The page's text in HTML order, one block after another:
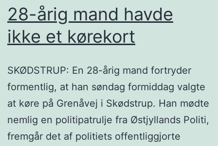
28-årig mand havde
ikke et kørekort
SKØDSTRUP: En 28-årig mand fortryder
formentlig, at han søndag formiddag valgte
at køre på Grenåvej i Skødstrup. Han mødte
nemlig en politipatrulje fra Østjyllands Politi,
fremgår det af politiets offentliggjorte